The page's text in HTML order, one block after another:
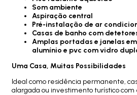
Som ambiente
Aspiração central
Pré-instalação de ar
Casas de banho com
Amplas portadas e janelas
alumínio e pvc com vidro
Uma Casa, Muitas Possibilidades
Ideal como residência permanente,
alargada ou investimento turístico